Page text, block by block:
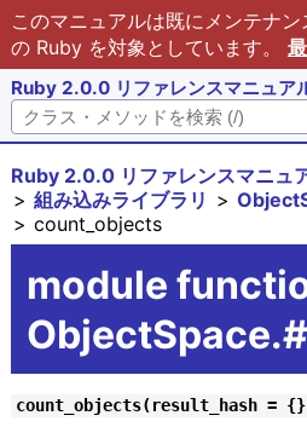
このマニュアルは既にメンテナ
の Ruby を対象としています。
Ruby 2.0.0 リファレンスマニュア
Ruby 2.0.0 リファレンスマニュ
組み込みライブラリ
count_objects
module
count_objects(result_hash =